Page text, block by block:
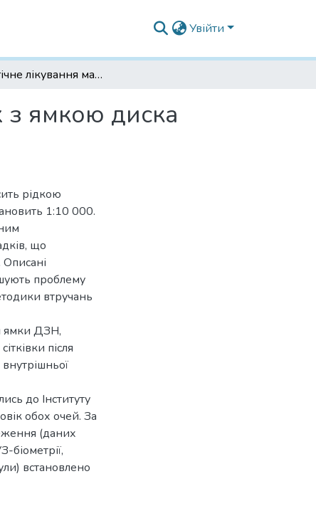
Увійти
Хірургічне лікування макулопатій, асоційованих з ямкою диска зорового нерва у дітей
з ямкою диска
рідкою
1:10 000.
що
проблему
втручань
ямки ДЗН,
після
до Інституту
обох очей. За
(даних
біометрії,
встановлено